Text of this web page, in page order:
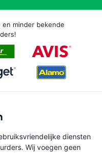
en minder bekende
diensten
Wij voegen geen